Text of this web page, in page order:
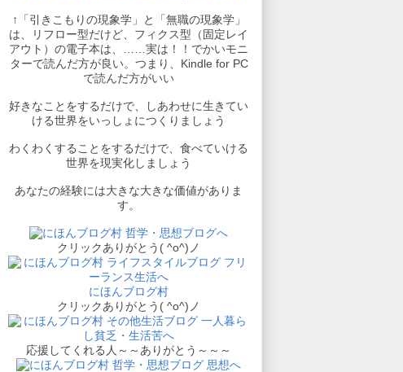
↑「引きこもりの現象学」と「無職の現象学」
は、リフロー型だけど、フィクス型（固定レイ
アウト）の電子本は、……実は！！でかいモニ
ターで読んだ方が良い。つまり、Kindle for PC
で読んだ方がいい
好きなことをするだけで、しあわせに生きてい
ける世界をいっしょにつくりましょう
わくわくすることをするだけで、食べていける
世界を現実化しましょう
あなたの経験には大きな大きな価値がありま
す。
クリックありがとう( ^o^)ノ
にほんブログ村
クリックありがとう( ^o^)ノ
応援してくれる人～～ありがとう～～～